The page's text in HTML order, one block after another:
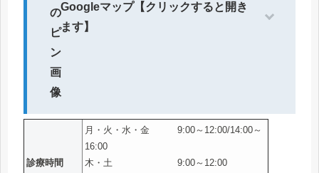
Googleマップ【クリックすると開き
ます】
診療時間
月・火・水・金 9:00～12:00/14:00～
16:00
木・土 9:00～12:00